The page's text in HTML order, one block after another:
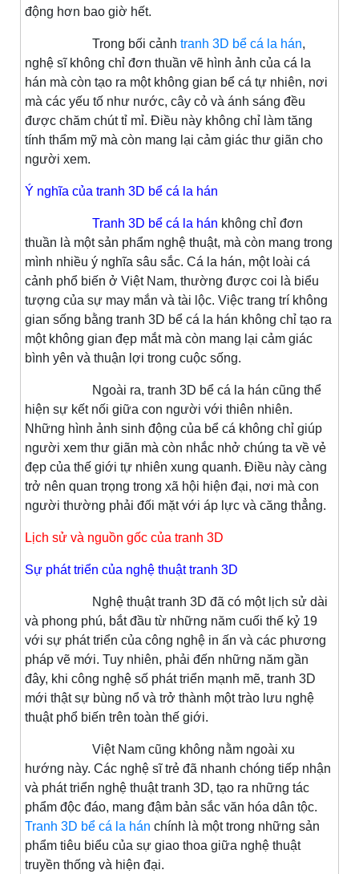
động hơn bao giờ hết.
Trong bối cảnh tranh 3D bể cá la hán,
nghệ sĩ không chỉ đơn thuần vẽ hình ảnh của cá la
hán mà còn tạo ra một không gian bể cá tự nhiên, nơi
mà các yếu tố như nước, cây cỏ và ánh sáng đều
được chăm chút tỉ mỉ. Điều này không chỉ làm tăng
tính thẩm mỹ mà còn mang lại cảm giác thư giãn cho
người xem.
Ý nghĩa của tranh 3D bể cá la hán
Tranh 3D bể cá la hán không chỉ đơn
thuần là một sản phẩm nghệ thuật, mà còn mang trong
mình nhiều ý nghĩa sâu sắc. Cá la hán, một loài cá
cảnh phổ biến ở Việt Nam, thường được coi là biểu
tượng của sự may mắn và tài lộc. Việc trang trí không
gian sống bằng tranh 3D bể cá la hán không chỉ tạo ra
một không gian đẹp mắt mà còn mang lại cảm giác
bình yên và thuận lợi trong cuộc sống.
Ngoài ra, tranh 3D bể cá la hán cũng thể
hiện sự kết nối giữa con người với thiên nhiên.
Những hình ảnh sinh động của bể cá không chỉ giúp
người xem thư giãn mà còn nhắc nhở chúng ta về vẻ
đẹp của thế giới tự nhiên xung quanh. Điều này càng
trở nên quan trọng trong xã hội hiện đại, nơi mà con
người thường phải đối mặt với áp lực và căng thẳng.
Lịch sử và nguồn gốc của tranh 3D
Sự phát triển của nghệ thuật tranh 3D
Nghệ thuật tranh 3D đã có một lịch sử dài
và phong phú, bắt đầu từ những năm cuối thế kỷ 19
với sự phát triển của công nghệ in ấn và các phương
pháp vẽ mới. Tuy nhiên, phải đến những năm gần
đây, khi công nghệ số phát triển mạnh mẽ, tranh 3D
mới thật sự bùng nổ và trở thành một trào lưu nghệ
thuật phổ biến trên toàn thế giới.
Việt Nam cũng không nằm ngoài xu
hướng này. Các nghệ sĩ trẻ đã nhanh chóng tiếp nhận
và phát triển nghệ thuật tranh 3D, tạo ra những tác
phẩm độc đáo, mang đậm bản sắc văn hóa dân tộc.
Tranh 3D bể cá la hán chính là một trong những sản
phẩm tiêu biểu của sự giao thoa giữa nghệ thuật
truyền thống và hiện đại.